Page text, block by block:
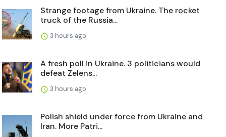
Strange footage from Ukraine. The rocket
truck of the Russia...
3 hours ago
A fresh poll in Ukraine. 3 politicians would
defeat Zelens...
3 hours ago
Polish shield under force from Ukraine and
Iran. More Patri...